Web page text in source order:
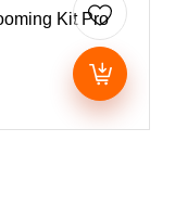
Kit Pro